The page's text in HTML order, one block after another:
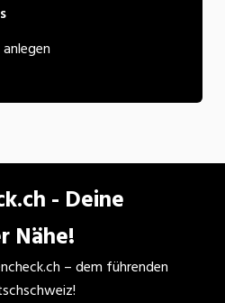
- Deine
Nähe!
– dem führenden